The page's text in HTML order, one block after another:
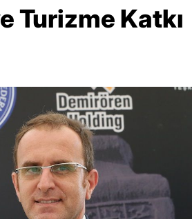
Turizme Katkı